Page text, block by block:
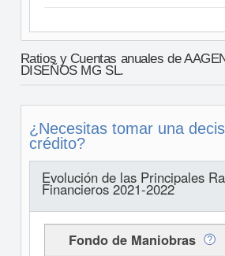
Ratios y Cuentas anuales de
DISEÑOS MG SL.
¿Necesitas tomar una
crédito?
Evolución de las Principales
Financieros 2021-2022
Fondo de Maniobras